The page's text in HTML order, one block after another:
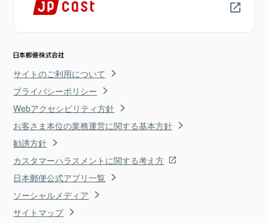
サイトのご利用について
プライバシーポリシー
Webアクセシビリティ方針
お客さま本位の業務運営に関する基本方針
勧誘方針
カスタマーハラスメントに関する考え方
日本郵便公式アプリ一覧
ソーシャルメディア
サイトマップ